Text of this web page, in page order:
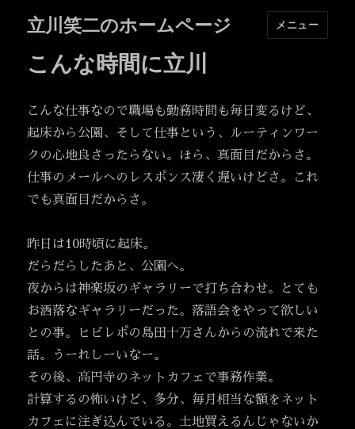
立川笑二のホームページ メニュー
こんな時間に立川
こんな仕事なので職場も勤務時間も毎日変るけど、
起床から公園、そして仕事という、ルーティンワー
クの心地良さったらない。ほら、真面目だからさ。
仕事のメールへのレスポンス凄く遅いけどさ。これ
でも真面目だからさ。
昨日は10時頃に起床。
だらだらしたあと、公園へ。
夜からは神楽坂のギャラリーで打ち合わせ。とても
お洒落なギャラリーだった。落語会をやって欲しい
との事。ヒビレポの島田十万さんからの流れで来た
話。うーれしーいなー。
その後、高円寺のネットカフェで事務作業。
計算するの怖いけど、多分、毎月相当な額をネット
カフェに注ぎ込んでいる。土地買えるんじゃないか